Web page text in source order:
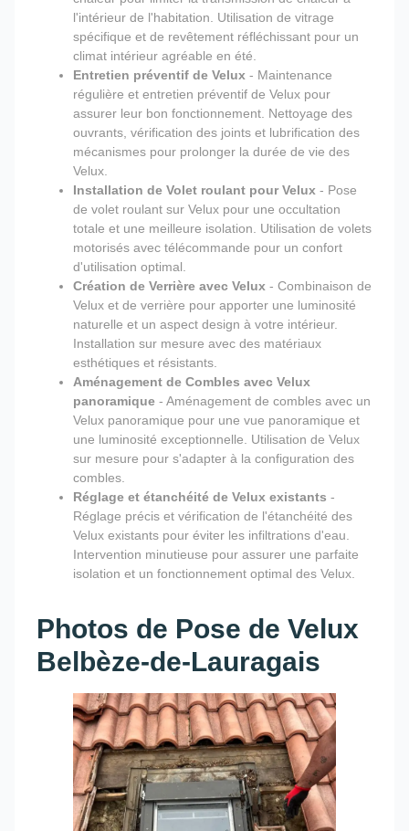
l'intérieur de l'habitation. Utilisation de vitrage
spécifique et de revêtement réfléchissant pour un
climat intérieur agréable en été.
Entretien préventif de Velux - Maintenance
régulière et entretien préventif de Velux pour
assurer leur bon fonctionnement. Nettoyage des
ouvrants, vérification des joints et lubrification des
mécanismes pour prolonger la durée de vie des
Velux.
Installation de Volet roulant pour Velux - Pose
de volet roulant sur Velux pour une occultation
totale et une meilleure isolation. Utilisation de volets
motorisés avec télécommande pour un confort
d'utilisation optimal.
Création de Verrière avec Velux - Combinaison de
Velux et de verrière pour apporter une luminosité
naturelle et un aspect design à votre intérieur.
Installation sur mesure avec des matériaux
esthétiques et résistants.
Aménagement de Combles avec Velux
panoramique - Aménagement de combles avec un
Velux panoramique pour une vue panoramique et
une luminosité exceptionnelle. Utilisation de Velux
sur mesure pour s'adapter à la configuration des
combles.
Réglage et étanchéité de Velux existants -
Réglage précis et vérification de l'étanchéité des
Velux existants pour éviter les infiltrations d'eau.
Intervention minutieuse pour assurer une parfaite
isolation et un fonctionnement optimal des Velux.
Photos de Pose de Velux
Belbèze-de-Lauragais